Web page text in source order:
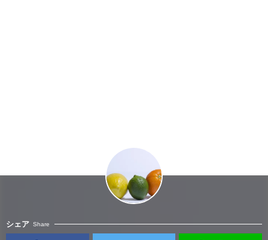
シェア Share